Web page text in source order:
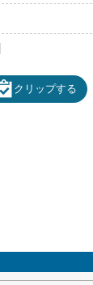
クリップする